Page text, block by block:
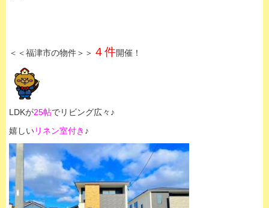
＜＜福津市の物件＞＞ ４件開催！
LDKが25帖でリビング広々♪
嬉しいリネン室付き ♪